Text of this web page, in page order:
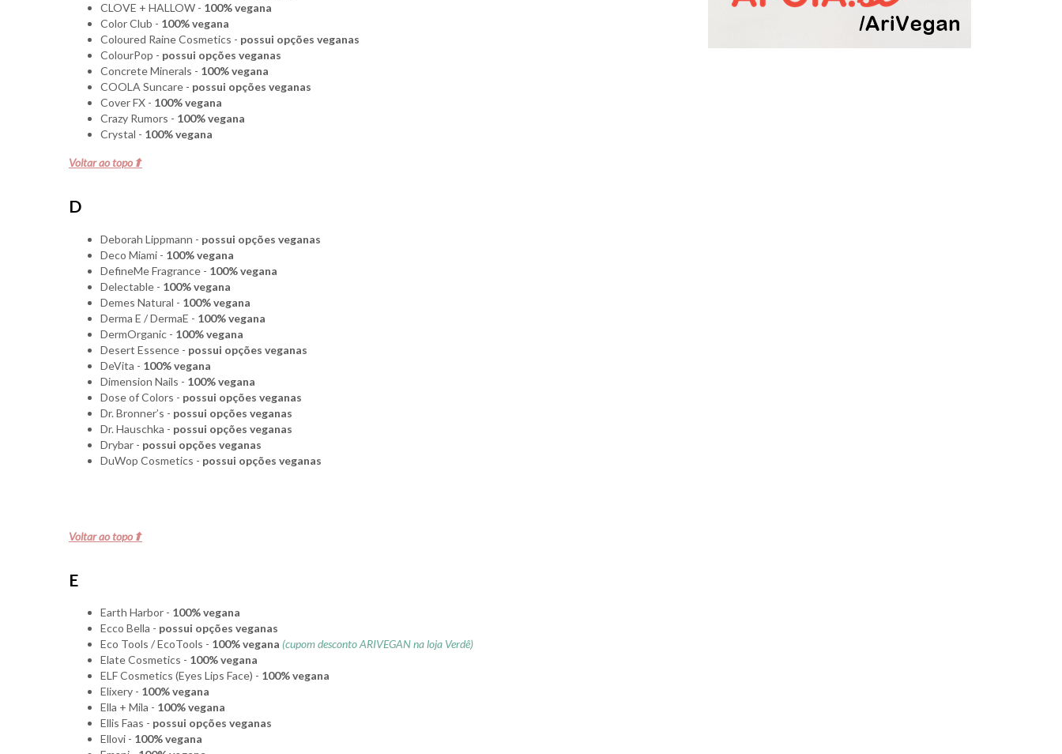
CLOVE + HALLOW - 100% vegana
Color Club - 100% vegana
Coloured Raine Cosmetics - possui opções veganas
ColourPop - possui opções veganas
Concrete Minerals - 100% vegana
COOLA Suncare - possui opções veganas
Cover FX - 100% vegana
Crazy Rumors - 100% vegana
Crystal - 100% vegana
Voltar ao topo⬆
D
Deborah Lippmann - possui opções veganas
Deco Miami - 100% vegana
DefineMe Fragrance - 100% vegana
Delectable - 100% vegana
Demes Natural - 100% vegana
Derma E / DermaE - 100% vegana
DermOrganic - 100% vegana
Desert Essence - possui opções veganas
DeVita - 100% vegana
Dimension Nails - 100% vegana
Dose of Colors - possui opções veganas
Dr. Bronner’s - possui opções veganas
Dr. Hauschka - possui opções veganas
Drybar - possui opções veganas
DuWop Cosmetics - possui opções veganas
Voltar ao topo⬆
E
Earth Harbor - 100% vegana
Ecco Bella - possui opções veganas
Eco Tools / EcoTools - 100% vegana (cupom desconto ARIVEGAN na loja Verdê)
Elate Cosmetics - 100% vegana
ELF Cosmetics (Eyes Lips Face) - 100% vegana
Elixery - 100% vegana
Ella + Mila - 100% vegana
Ellis Faas - possui opções veganas
Ellovi - 100% vegana